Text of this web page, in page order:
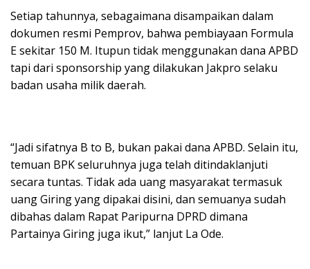
Setiap tahunnya, sebagaimana disampaikan dalam
dokumen resmi Pemprov, bahwa pembiayaan Formula
E sekitar 150 M. Itupun tidak menggunakan dana APBD
tapi dari sponsorship yang dilakukan Jakpro selaku
badan usaha milik daerah.
“Jadi sifatnya B to B, bukan pakai dana APBD. Selain itu,
temuan BPK seluruhnya juga telah ditindaklanjuti
secara tuntas. Tidak ada uang masyarakat termasuk
uang Giring yang dipakai disini, dan semuanya sudah
dibahas dalam Rapat Paripurna DPRD dimana
Partainya Giring juga ikut,” lanjut La Ode.